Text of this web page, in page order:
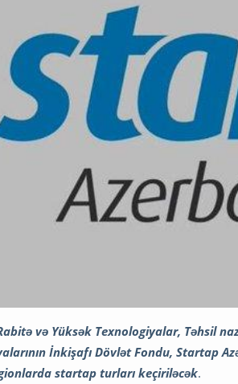
və Yüksək Texnologiyalar, Təhsil
İnkişafı Dövlət Fondu, Startap
startap turları keçiriləcək.